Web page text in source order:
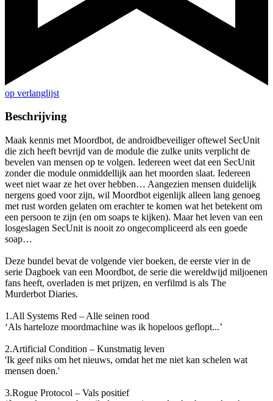
op verlanglijst
Beschrijving
Maak kennis met Moordbot, de androidbeveiliger oftewel SecUnit
die zich heeft bevrijd van de module die zulke units verplicht de
bevelen van mensen op te volgen. Iedereen weet dat een SecUnit
zonder die module onmiddellijk aan het moorden slaat. Iedereen
weet niet waar ze het over hebben… Aangezien mensen duidelijk
nergens goed voor zijn, wil Moordbot eigenlijk alleen lang genoeg
met rust worden gelaten om erachter te komen wat het betekent om
een persoon te zijn (en om soaps te kijken). Maar het leven van een
losgeslagen SecUnit is nooit zo ongecompliceerd als een goede
soap…
Deze bundel bevat de volgende vier boeken, de eerste vier in de
serie Dagboek van een Moordbot, de serie die wereldwijd miljoenen
fans heeft, overladen is met prijzen, en verfilmd is als The
Murderbot Diaries.
1.All Systems Red – Alle seinen rood
‘Als harteloze moordmachine was ik hopeloos geflopt...’
2.Artificial Condition – Kunstmatig leven
'Ik geef niks om het nieuws, omdat het me niet kan schelen wat
mensen doen.'
3.Rogue Protocol – Vals positief